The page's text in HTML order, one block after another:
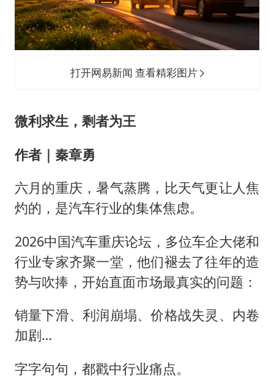
OpenAI为免费用户升级GPT-5.6 Luna
段绚竞因公牺牲 年仅44岁
打开网易新闻 查看精彩图片
微利求生，剩者为王
作者｜秦章勇
六月的重庆，暑气蒸腾，比天气更让人焦
灼的，是汽车行业的集体焦虑。
2026中国汽车重庆论坛，多位车企大佬和
行业专家齐聚一堂，他们褪去了往年的造
势与吹捧，开始直面市场最真实的问题：
销量下滑、利润崩塌、价格战失灵、内卷
加剧…
字字句句，都戳中行业痛点。